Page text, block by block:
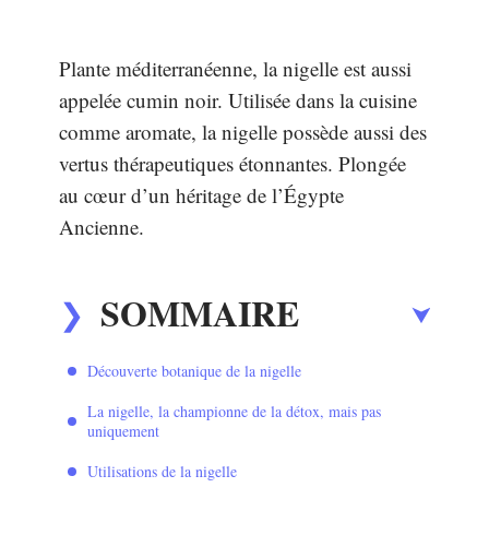
Plante méditerranéenne, la nigelle est aussi
appelée cumin noir. Utilisée dans la cuisine
comme aromate, la nigelle possède aussi des
vertus thérapeutiques étonnantes. Plongée
au cœur d’un héritage de l’Égypte
Ancienne.
SOMMAIRE
Découverte botanique de la nigelle
La nigelle, la championne de la détox, mais pas
uniquement
Utilisations de la nigelle